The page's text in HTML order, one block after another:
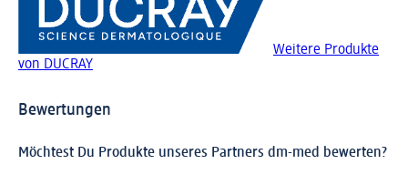
Weitere Produkte
von DUCRAY
Bewertungen
Möchtest Du Produkte unseres Partners dm-med bewerten?